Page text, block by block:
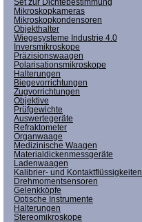
Mikroskopkameras
Mikroskopkondensoren
Objekthalter
Wiegesysteme Industrie 4.0
Inversmikroskope
Präzisionswaagen
Polarisationsmikroskope
Halterungen
Biegevorrichtungen
Zugvorrichtungen
Objektive
Prüfgewichte
Auswertegeräte
Refraktometer
Organwaage
Medizinische Waagen
Materialdickenmessgeräte
Ladenwaagen
Kalibrier- und Kontaktflüssigkeiten
Drehmomentsensoren
Gelenkköpfe
Optische Instrumente
Halterungen
Stereomikroskope